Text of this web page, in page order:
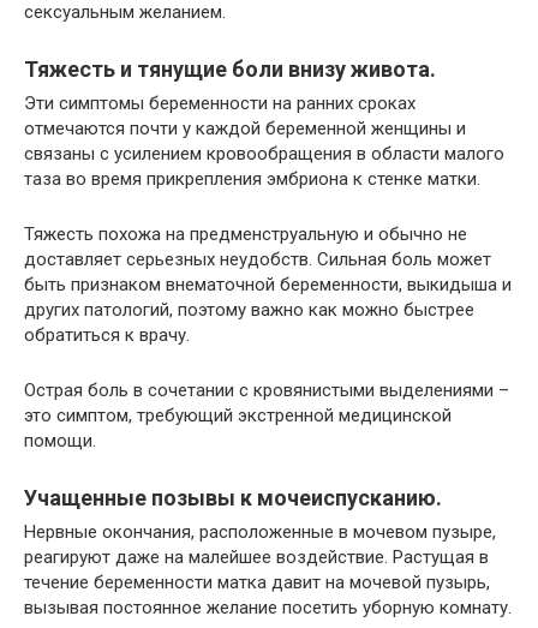
сексуальным желанием.
Тяжесть и тянущие боли внизу живота.
Эти симптомы беременности на ранних сроках
отмечаются почти у каждой беременной женщины и
связаны с усилением кровообращения в области малого
таза во время прикрепления эмбриона к стенке матки.
Тяжесть похожа на предменструальную и обычно не
доставляет серьезных неудобств. Сильная боль может
быть признаком внематочной беременности, выкидыша и
других патологий, поэтому важно как можно быстрее
обратиться к врачу.
Острая боль в сочетании с кровянистыми выделениями –
это симптом, требующий экстренной медицинской
помощи.
Учащенные позывы к мочеиспусканию.
Нервные окончания, расположенные в мочевом пузыре,
реагируют даже на малейшее воздействие. Растущая в
течение беременности матка давит на мочевой пузырь,
вызывая постоянное желание посетить уборную комнату.